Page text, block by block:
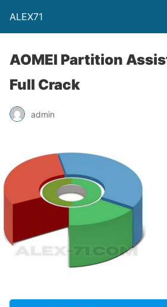
ALEX71
AOMEI Partition
Full Crack
admin